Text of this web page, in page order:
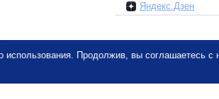
Яндекс.Дзен
использования. Продолжив, вы соглашаетесь с